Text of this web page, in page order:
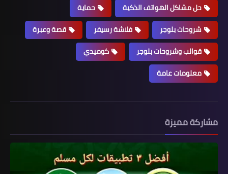
حل مشاكل الهواتف الذكية
حماية
شروحات بلوجر
فلاشة رسيفر
قصة وعبرة
قوالب وشروحات بلوجر
كوميدي
معلومات عامة
مشاركة مميزة